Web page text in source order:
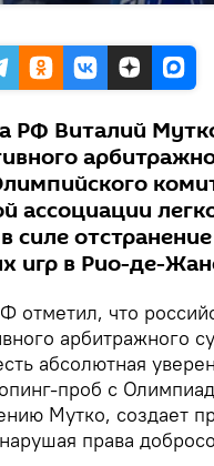
РФ Виталий
ассоциации
силе
игр в Рио-де-
отметил, что
арбитражного
абсолютная
проб с
Мутко, создает
права